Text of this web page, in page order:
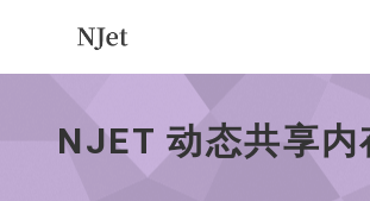
NJet
NJET 动态共享内